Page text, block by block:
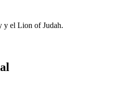
y el Lion of Judah.